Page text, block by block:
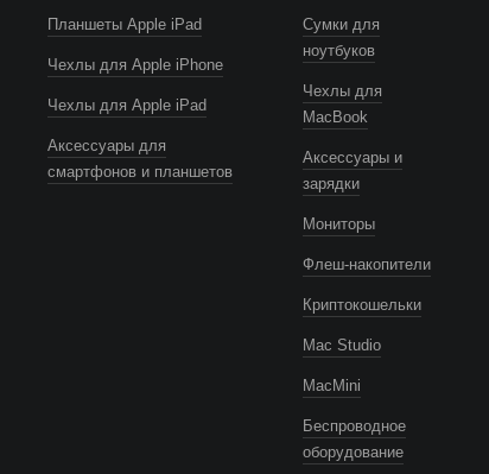
Планшеты Apple iPad
Чехлы для Apple iPhone
Чехлы для Apple iPad
Аксессуары для
смартфонов и планшетов
Сумки для
ноутбуков
Чехлы для
MacBook
Аксессуары и
зарядки
Мониторы
Флеш-накопители
Криптокошельки
Mac Studio
MacMini
Беспроводное
оборудование